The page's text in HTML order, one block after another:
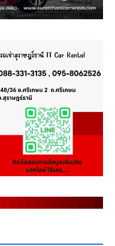
. . . . . . . . . . . .